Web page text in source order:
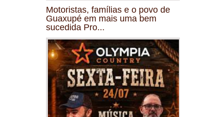
Motoristas, famílias e o povo de
Guaxupé em mais uma bem
sucedida Pro...